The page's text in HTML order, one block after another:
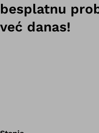
besplatnu
već danas!